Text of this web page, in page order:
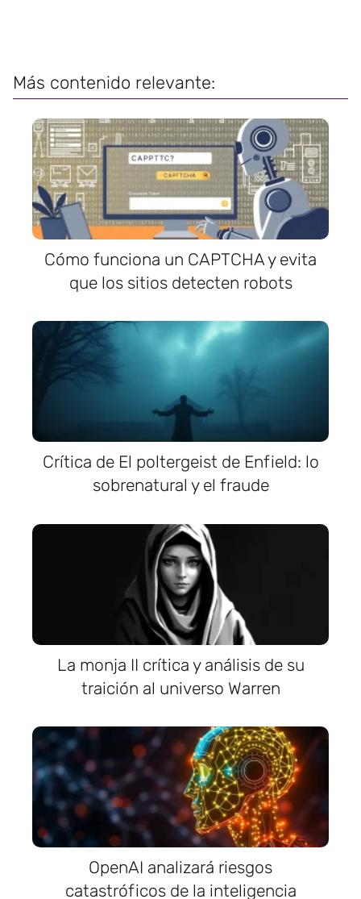
Más contenido relevante:
Cómo funciona un CAPTCHA y evita
que los sitios detecten robots
Crítica de El poltergeist de Enfield: lo
sobrenatural y el fraude
La monja II crítica y análisis de su
traición al universo Warren
OpenAI analizará riesgos
catastróficos de la inteligencia